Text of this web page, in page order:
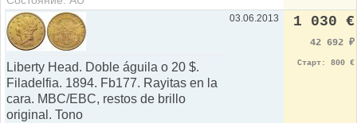
Liberty Head. Doble águila o 20 $.
Filadelfia. 1894. Fb177. Rayitas en la
cara. MBC/EBC, restos de brillo
original. Tono
03.06.2013 1 030 €
42 692 ₽
Старт: 800 €